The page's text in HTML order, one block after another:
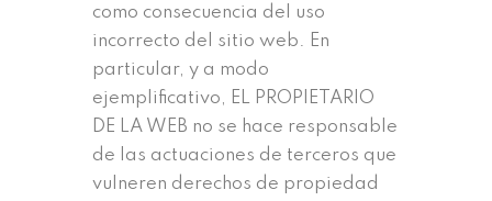
como consecuencia del uso
incorrecto del sitio web. En
particular, y a modo
ejemplificativo, EL PROPIETARIO
DE LA WEB no se hace responsable
de las actuaciones de terceros que
vulneren derechos de propiedad